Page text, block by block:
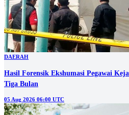
DAERAH
Hasil Forensik Ekshumasi Pegawai
Tiga Bulan
05 Aug 2026 06:00 UTC